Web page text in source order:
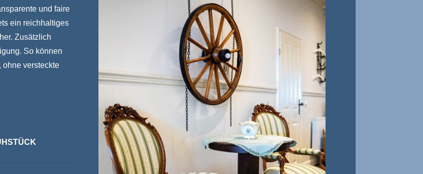
und faire
ein reichhaltiges
Zusätzlich
So können
ohne versteckte